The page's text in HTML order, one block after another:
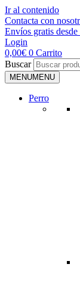
Ir al contenido
Contacta con
Envíos gratis
Login
0,00€ 0 Carrito
Buscar
MENUMENU
Perro